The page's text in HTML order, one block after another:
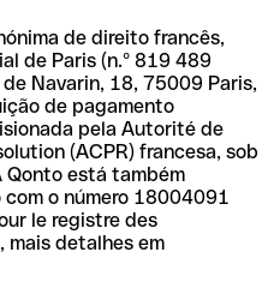
de direito francês,
de Paris (n.º 819 489
Navarin, 18, 75009 Paris,
de pagamento
pela Autorité de
(ACPR) francesa, sob
Qonto está também
o número 18004091
le registre des
mais detalhes em